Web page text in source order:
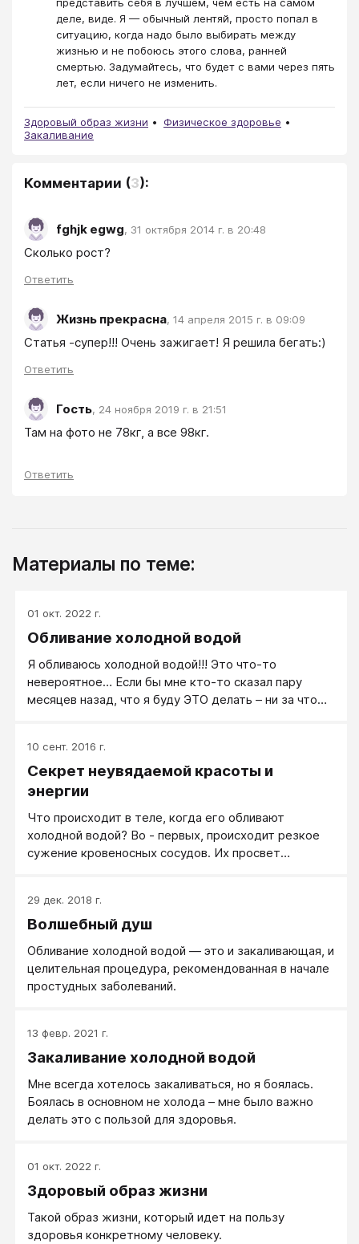
деле, виде. Я — обычный лентяй, просто попал в
ситуацию, когда надо было выбирать между
жизнью и не побоюсь этого слова, ранней
смертью. Задумайтесь, что будет с вами через пять
лет, если ничего не изменить.
Здоровый образ жизни
Физическое здоровье
Закаливание
Комментарии (3):
fghjk egwg, 31 октября 2014 г. в 20:48
Сколько рост?
Ответить
Жизнь прекрасна, 14 апреля 2015 г. в 09:09
Статья -супер!!! Очень зажигает! Я решила бегать:)
Ответить
Гость, 24 ноября 2019 г. в 21:51
Там на фото не 78кг, а все 98кг.
Ответить
Материалы по теме:
01 окт. 2022 г.
Обливание холодной водой
Я обливаюсь холодной водой!!! Это что-то
невероятное… Если бы мне кто-то сказал пару
месяцев назад, что я буду ЭТО делать – ни за что
10 сент. 2016 г.
Секрет неувядаемой красоты и
энергии
Что происходит в теле, когда его обливают
холодной водой? Во - первых, происходит резкое
сужение кровеносных сосудов. Их просвет
кровообращение во всем организме. Укрепляются
стенки артерий и вен, нормализуется работа
работоспособность всей сердечно – сосудистой
системы.
29 дек. 2018 г.
Волшебный душ
Обливание холодной водой — это и закаливающая, и
целительная процедура, рекомендованная в начале
простудных заболеваний.
13 февр. 2021 г.
Закаливание холодной водой
Мне всегда хотелось закаливаться, но я боялась.
Боялась в основном не холода – мне было важно
делать это с пользой для здоровья.
01 окт. 2022 г.
Здоровый образ жизни
Такой образ жизни, который идет на пользу
здоровья конкретному человеку.